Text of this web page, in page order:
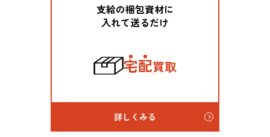
支給の梱包資材に
入れて送るだけ
宅配買取
詳しくみる